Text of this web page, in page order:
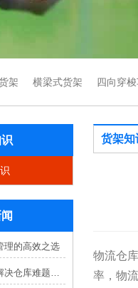
架 横梁式货架 四向穿
理的高效之选
四向穿梭车货架：解决仓库难题，提升效率
货架知
物流仓
率，物